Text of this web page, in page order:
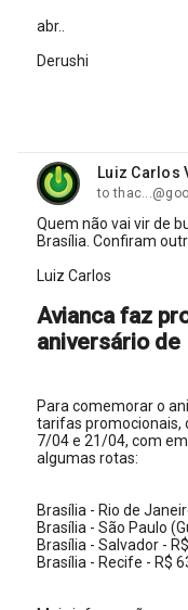
abr..
Derushi
Luiz Carlos
unread,
to
Quem não vai vir de
Brasília. Confiram
Luiz Carlos
Avianca faz
aniversário de
Para comemorar o
tarifas promocionais,
7/04 e 21/04, com
algumas rotas:
Brasília - Rio de
Brasília - São Paulo
Brasília - Salvador -
Brasília - Recife - R$